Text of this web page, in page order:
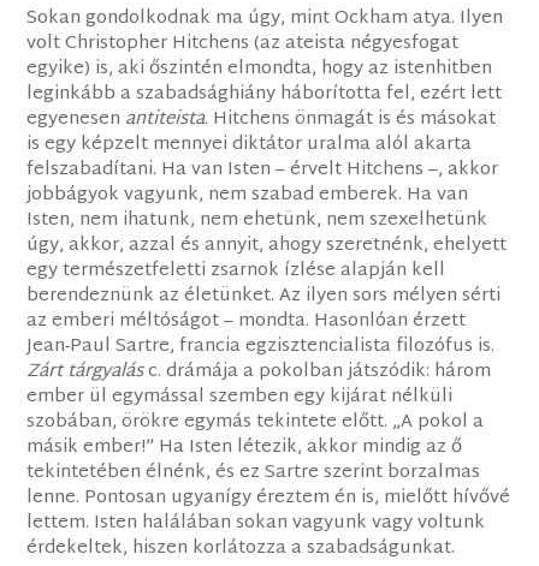
Sokan gondolkodnak ma úgy, mint Ockham atya. Ilyen
volt Christopher Hitchens (az ateista négyesfogat
egyike) is, aki őszintén elmondta, hogy az istenhitben
leginkább a szabadsághiány háborította fel, ezért lett
egyenesen antiteista. Hitchens önmagát is és másokat
is egy képzelt mennyei diktátor uralma alól akarta
felszabadítani. Ha van Isten – érvelt Hitchens –, akkor
jobbágyok vagyunk, nem szabad emberek. Ha van
Isten, nem ihatunk, nem ehetünk, nem szexelhetünk
úgy, akkor, azzal és annyit, ahogy szeretnénk, ehelyett
egy természetfeletti zsarnok ízlése alapján kell
berendeznünk az életünket. Az ilyen sors mélyen sérti
az emberi méltóságot – mondta. Hasonlóan érzett
Jean-Paul Sartre, francia egzisztencialista filozófus is.
Zárt tárgyalásc. drámája a pokolban játszódik: három
ember ül egymással szemben egy kijárat nélküli
szobában, örökre egymás tekintete előtt. „A pokol a
másik ember!” Ha Isten létezik, akkor mindig az ő
tekintetében élnénk, és ez Sartre szerint borzalmas
lenne. Pontosan ugyanígy éreztem én is, mielőtt hívővé
lettem. Isten halálában sokan vagyunk vagy voltunk
érdekeltek, hiszen korlátozza a szabadságunkat.